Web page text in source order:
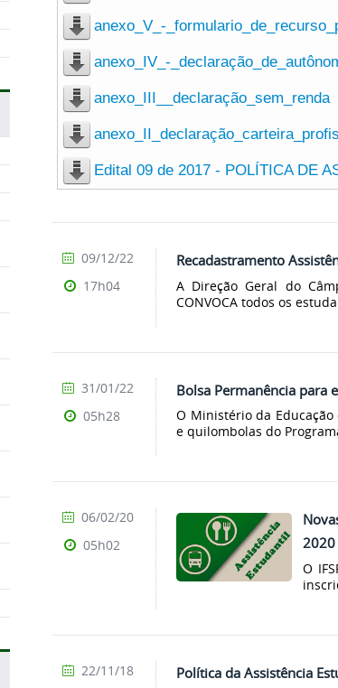
anexo_V_-
anexo_IV_-
anexo_III__declaração_sem_renda
Edital 09 de 2017 - POLÍTICA DE
Recadastramento
A Direção Geral do
CONVOCA todos os
09/12/22
17h04
Bolsa Permanência para
O Ministério da
e quilombolas do
31/01/22
05h28
2020
O
06/02/20
05h02
Política da Assistência
22/11/18